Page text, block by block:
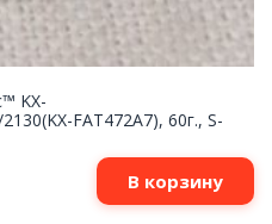
KX-
FAT472A7), 60г., S-
В корзину